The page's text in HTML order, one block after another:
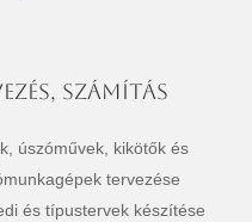
számítás
úszóművek, kikötők és
tervezése
és típustervek készítése